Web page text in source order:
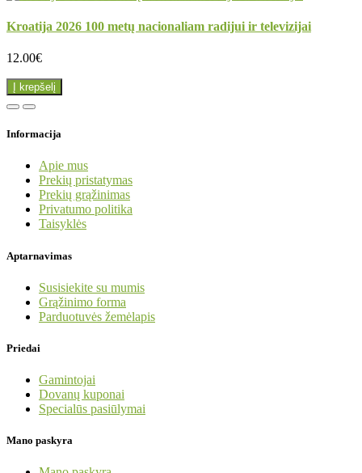
Kroatija 2026 100 metų nacionaliam radijui ir televizijai
12.00€
Į krepšelį
Informacija
Apie mus
Prekių pristatymas
Prekių grąžinimas
Privatumo politika
Taisyklės
Aptarnavimas
Susisiekite su mumis
Grąžinimo forma
Parduotuvės žemėlapis
Priedai
Gamintojai
Dovanų kuponai
Specialūs pasiūlymai
Mano paskyra